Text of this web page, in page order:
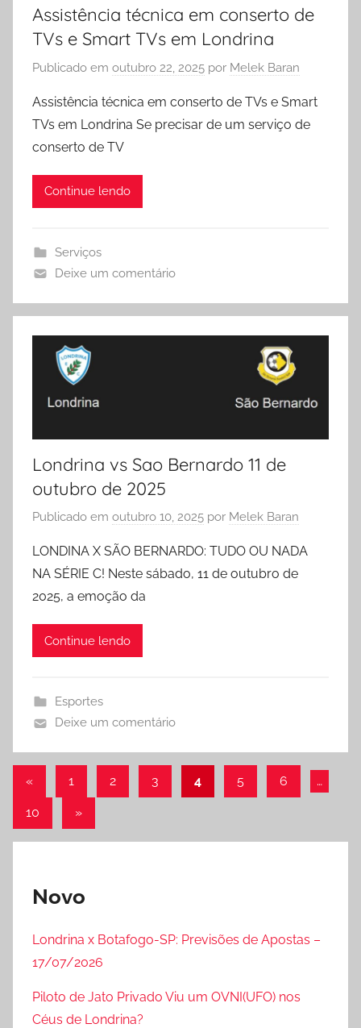
Assistência técnica em conserto de
TVs e Smart TVs em Londrina
Publicado em outubro 22, 2025 por Melek Baran
Assistência técnica em conserto de TVs e Smart
TVs em Londrina Se precisar de um serviço de
conserto de TV
Continue lendo
Serviços
Deixe um comentário
Londrina vs Sao Bernardo 11 de
outubro de 2025
Publicado em outubro 10, 2025 por Melek Baran
LONDINA X SÃO BERNARDO: TUDO OU NADA
NA SÉRIE C! Neste sábado, 11 de outubro de
2025, a emoção da
Continue lendo
Esportes
Deixe um comentário
Paginação
de
posts
«Post
anterior
1 2 3 4 5 6 …
10
Post
seguinte
»
Novo
Londrina x Botafogo-SP: Previsões de Apostas –
17/07/2026
Piloto de Jato Privado Viu um OVNI(UFO) nos
Céus de Londrina?